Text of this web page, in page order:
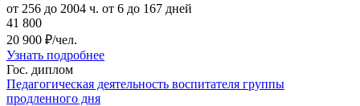
от 256 до 2004 ч. от 6 до 167 дней
41 800
20 900 ₽/чел.
Узнать подробнее
Гос. диплом
Педагогическая деятельность воспитателя группы
продленного дня